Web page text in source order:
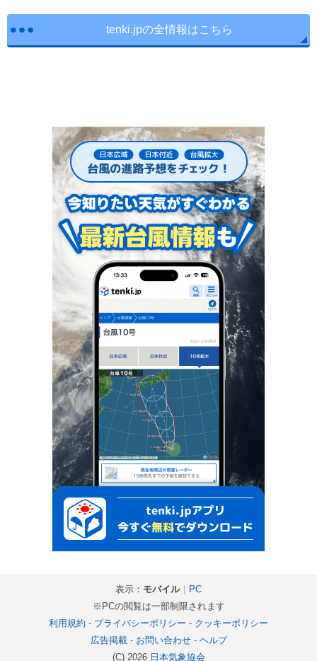
tenki.jpの全情報はこちら
表示： モバイル｜
PC
※PCの閲覧は一部制限されます
利用規約 - プライバシーポリシー - クッキーポリシー
広告掲載- お問い合わせ- ヘルプ
(C) 2026 日本気象協会